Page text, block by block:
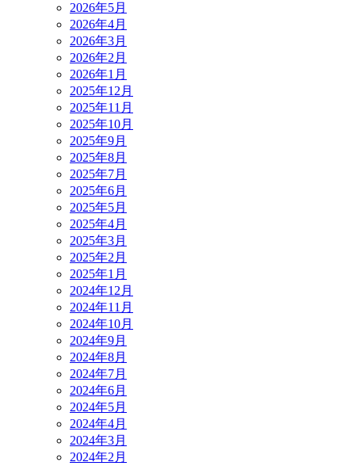
2026年5月
2026年4月
2026年3月
2026年2月
2026年1月
2025年12月
2025年11月
2025年10月
2025年9月
2025年8月
2025年7月
2025年6月
2025年5月
2025年4月
2025年3月
2025年2月
2025年1月
2024年12月
2024年11月
2024年10月
2024年9月
2024年8月
2024年7月
2024年6月
2024年5月
2024年4月
2024年3月
2024年2月